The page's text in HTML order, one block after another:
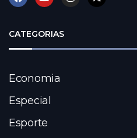
CATEGORIAS
Economia
Especial
Esporte